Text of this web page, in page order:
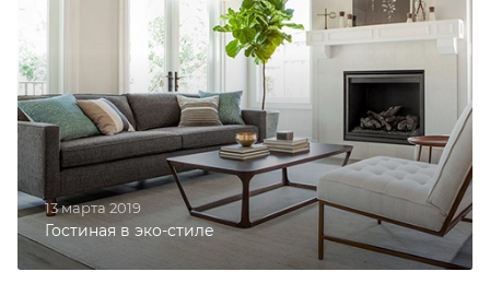
13 марта 2019
Гостиная в эко-стиле